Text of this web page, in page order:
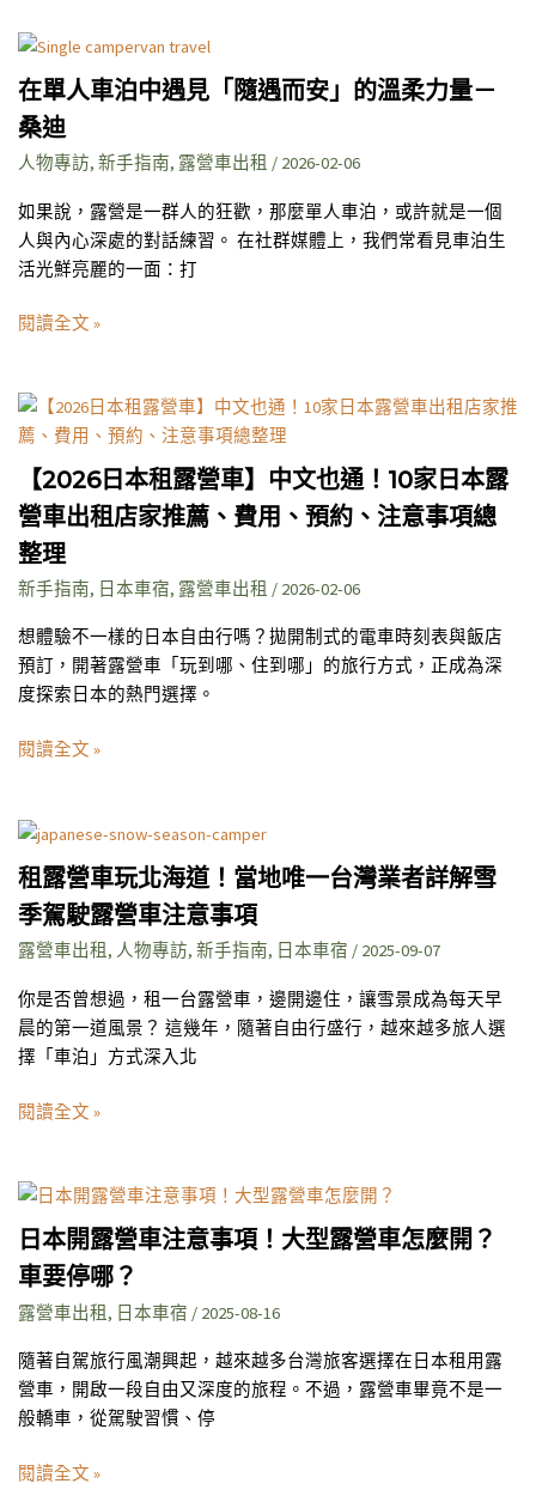
比
堂、
完
善
衛
浴
一
次
滿
足
在單人車泊中遇見「隨遇而安」的溫柔力量－
桑迪
人物專訪, 新手指南, 露營車出租 / 2026-02-06
如果說，露營是一群人的狂歡，那麼單人車泊，或許就是一個
人與內心深處的對話練習。 在社群媒體上，我們常看見車泊生
活光鮮亮麗的一面：打
在
單
人
車
泊
遇
見
「隨
而
的
溫
柔
力
量
－
桑
迪
閱讀全文 »
【2026日本租露營車】中文也通！10家日本露
營車出租店家推薦、費用、預約、注意事項總
整理
新手指南, 日本車宿, 露營車出租 / 2026-02-06
想體驗不一樣的日本自由行嗎？拋開制式的電車時刻表與飯店
預訂，開著露營車「玩到哪、住到哪」的旅行方式，正成為深
度探索日本的熱門選擇。
【2026
日
本
租
露
營
車】
文
也
通！
家
露
營
車
出
租
家
推
薦、
用、
約、
意
事
總
整
理
閱讀全文 »
租露營車玩北海道！當地唯一台灣業者詳解雪
季駕駛露營車注意事項
露營車出租 , 人物專訪, 新手指南, 日本車宿 / 2025-09-07
你是否曾想過，租一台露營車，邊開邊住，讓雪景成為每天早
晨的第一道風景？ 這幾年，隨著自由行盛行，越來越多旅人選
擇「車泊」方式深入北
租
露
營
車
玩
海
道！
當
唯
台
灣
業
者
詳
解
雪
季
駕
露
閱讀全文 »
日本開露營車注意事項！大型露營車怎麼開？
車要停哪？
露營車出租 , 日本車宿 / 2025-08-16
隨著自駕旅行風潮興起，越來越多台灣旅客選擇在日本租用露
營車，開啟一段自由又深度的旅程。不過，露營車畢竟不是一
般轎車，從駕駛習慣、停
日
開
露
營
注
意
事
大
閱讀全文 »